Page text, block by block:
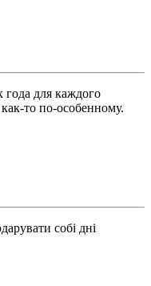
для каждого
то по-особенному.
собі дні